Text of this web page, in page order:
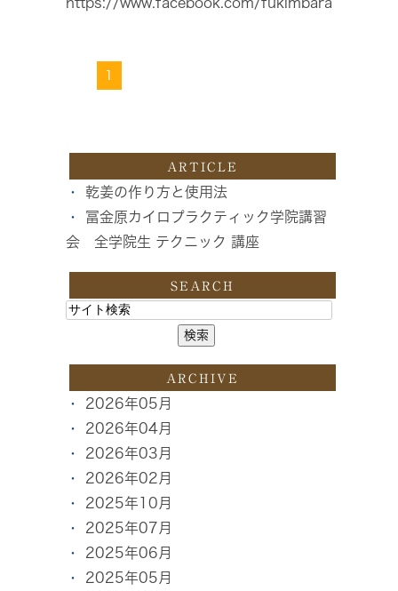
1
ARTICLE
乾姜の作り方と使用法
冨金原カイロプラクティック学院講習
会 全学院生 テクニック 講座
SEARCH
ARCHIVE
2026年05月
2026年04月
2026年03月
2026年02月
2025年10月
2025年07月
2025年06月
2025年05月